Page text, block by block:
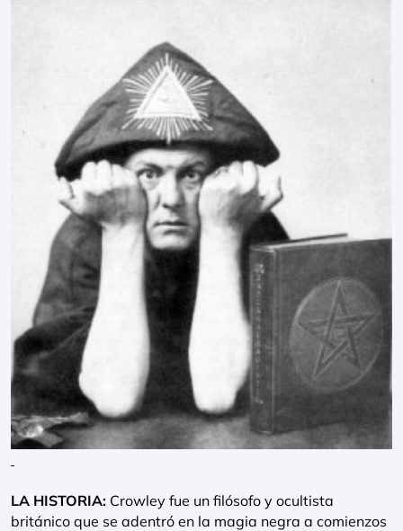
LA HISTORIA: Crowley fue un filósofo y ocultista
británico que se adentró en la magia negra a comienzos